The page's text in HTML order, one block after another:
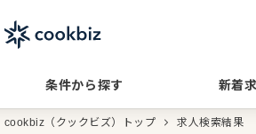
条件から探す 新着
cookbiz（クックビズ）トップ 求人検索結果